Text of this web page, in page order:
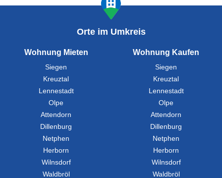
Orte im Umkreis
Wohnung Mieten
Siegen
Kreuztal
Lennestadt
Olpe
Attendorn
Dillenburg
Netphen
Herborn
Wilnsdorf
Waldbröl
Wohnung Kaufen
Siegen
Kreuztal
Lennestadt
Olpe
Attendorn
Dillenburg
Netphen
Herborn
Wilnsdorf
Waldbröl